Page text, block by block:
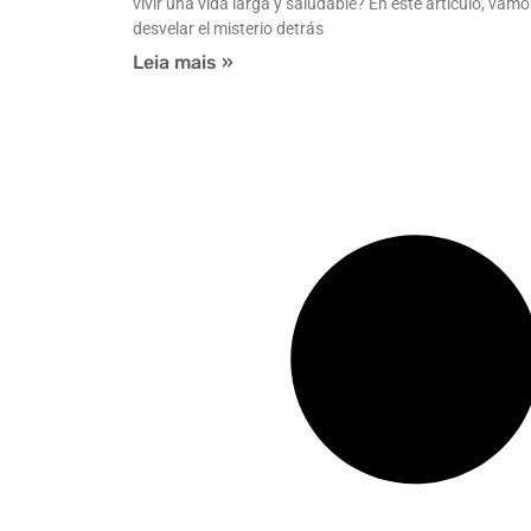
desvelar el misterio detrás
Leia mais »